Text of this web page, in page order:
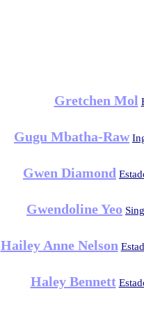
Gretchen Mol
Gugu Mbatha-Raw
Gwen Diamond
Gwendoline Yeo
Hailey Anne Nelson
Haley Bennett